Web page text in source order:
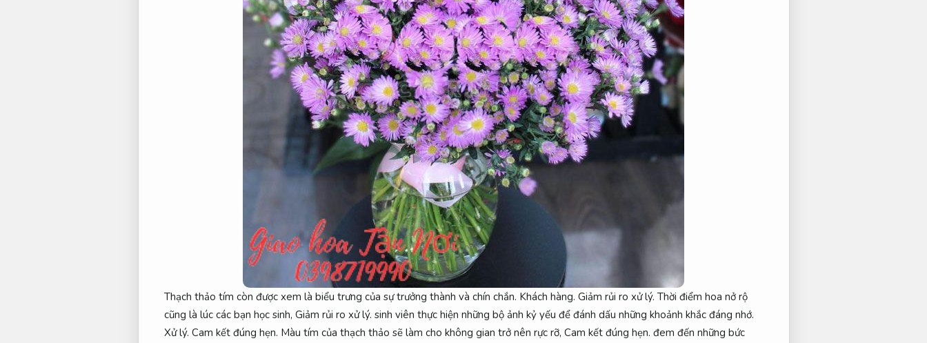
Thạch thảo tím còn được xem là biểu trưng của sự trưởng thành và chín chắn. Khách hàng. Giảm rủi ro xử lý. Thời điểm hoa nở rộ
cũng là lúc các bạn học sinh, Giảm rủi ro xử lý. sinh viên thực hiện những bộ ảnh kỷ yếu để đánh dấu những khoảnh khắc đáng nhớ.
Xử lý. Cam kết đúng hẹn. Màu tím của thạch thảo sẽ làm cho không gian trở nên rực rỡ, Cam kết đúng hẹn. đem đến những bức